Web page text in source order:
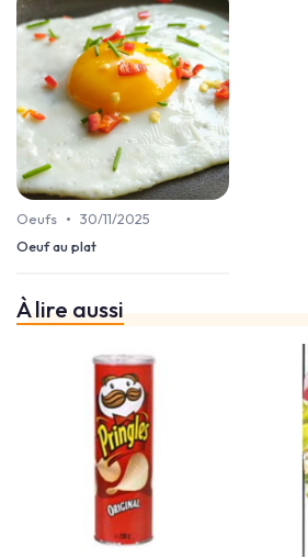
Oeufs • 30/11/2025
Oeuf au plat
À lire aussi